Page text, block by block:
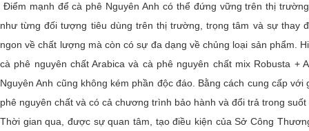
Điểm mạnh để cà phê Nguyên Anh có thể đứng vững trên thị
như từng đối tượng tiêu dùng trên thị trường, trọng tâm và sự thay
ngon về chất lượng mà còn có sự đa dạng về chủng loại sản phẩm.
cà phê nguyên chất Arabica và cà phê nguyên chất mix Robusta
Nguyên Anh cũng không kém phần độc đáo. Bằng cách cung cấp
phê nguyên chất và có cả chương trình bảo hành và đổi trả trong
Thời gian qua, được sự quan tâm, tạo điều kiện của Sở Công